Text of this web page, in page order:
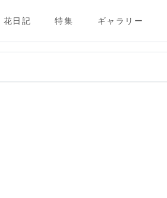
花日記 特集 ギャラリー